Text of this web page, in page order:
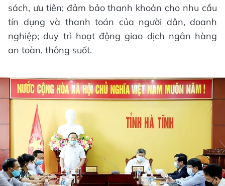
sách, ưu tiên; đảm bảo thanh khoản cho nhu cầu
tín dụng và thanh toán của người dân, doanh
nghiệp; duy trì hoạt động giao dịch ngân hàng
an toàn, thông suốt.